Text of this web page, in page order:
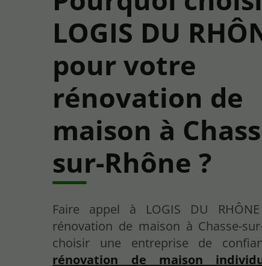
LOGIS DU
pour votre
rénovation de
maison à
sur-Rhône ?
Faire appel à LOGIS DU
rénovation de maison à Chasse-
choisir une entreprise de
rénovation de maison